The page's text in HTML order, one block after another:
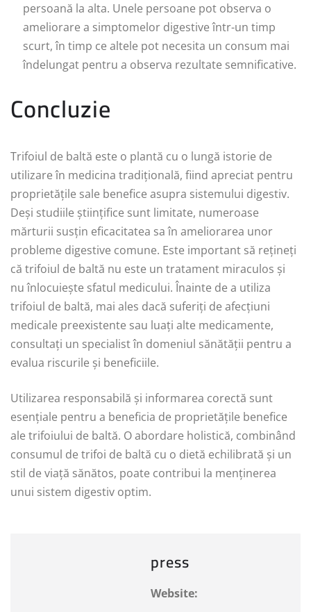
persoană la alta. Unele persoane pot observa o
ameliorare a simptomelor digestive într-un timp
scurt, în timp ce altele pot necesita un consum mai
îndelungat pentru a observa rezultate semnificative.
Concluzie
Trifoiul de baltă este o plantă cu o lungă istorie de
utilizare în medicina tradițională, fiind apreciat pentru
proprietățile sale benefice asupra sistemului digestiv.
Deși studiile științifice sunt limitate, numeroase
mărturii susțin eficacitatea sa în ameliorarea unor
probleme digestive comune. Este important să rețineți
că trifoiul de baltă nu este un tratament miraculos și
nu înlocuiește sfatul medicului. Înainte de a utiliza
trifoiul de baltă, mai ales dacă suferiți de afecțiuni
medicale preexistente sau luați alte medicamente,
consultați un specialist în domeniul sănătății pentru a
evalua riscurile și beneficiile.
Utilizarea responsabilă și informarea corectă sunt
esențiale pentru a beneficia de proprietățile benefice
ale trifoiului de baltă. O abordare holistică, combinând
consumul de trifoi de baltă cu o dietă echilibrată și un
stil de viață sănătos, poate contribui la menținerea
unui sistem digestiv optim.
press
Website: